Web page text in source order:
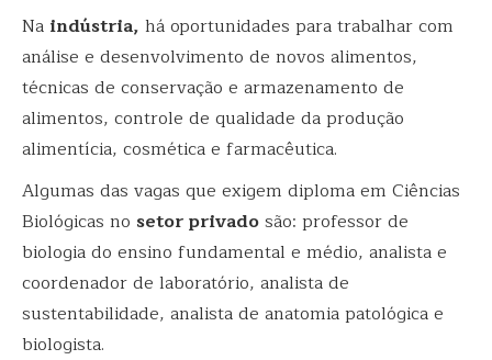
Na indústria, há oportunidades para trabalhar com
análise e desenvolvimento de novos alimentos,
técnicas de conservação e armazenamento de
alimentos, controle de qualidade da produção
alimentícia, cosmética e farmacêutica.
Algumas das vagas que exigem diploma em Ciências
Biológicas no setor privadosão: professor de
biologia do ensino fundamental e médio, analista e
coordenador de laboratório, analista de
sustentabilidade, analista de anatomia patológica e
biologista.